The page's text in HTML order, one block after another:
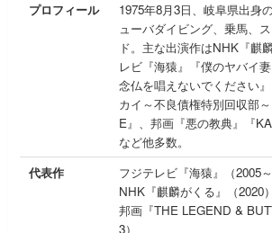
プロフィール
1975年8月3日、岐阜県出身
ューバダイビング、乗馬、
ド。主な出演作はNHK『麒
レビ『海猿』『僕のヤバイ
念仏を唱えないでください
カイ～不良債権特別回収部
E』、邦画『悪の教典』『
など他多数。
代表作
フジテレビ『海猿』（2005～
NHK『麒麟がくる』（2020）
邦画『THE LEGEND &
3）